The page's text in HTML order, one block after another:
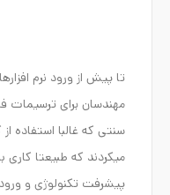
تا پیش از ورود نرم
مهندسان برای ترسیمات
سنتی که غالبا استفاده
میکردند که طبیعتا کاری
پیشرفت تکنولوژی و ورود